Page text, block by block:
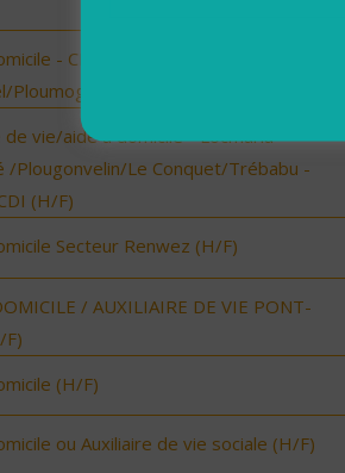
- CDD ou CDI - Plouarzel/Lampaul-
Ploumoguer (H/F)
de vie/aide à domicile - Locmaria-
/Plougonvelin/Le Conquet/Trébabu -
(H/F)
Secteur Renwez (H/F)
/ AUXILIAIRE DE VIE PONT-
F)
(H/F)
ou Auxiliaire de vie sociale (H/F)